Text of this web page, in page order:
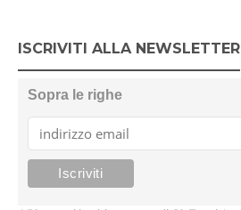
ISCRIVITI ALLA NEWSLETTER
Sopra le righe